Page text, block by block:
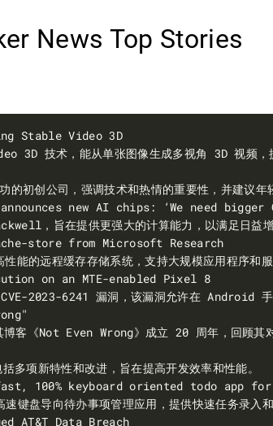
News Top Stories
1. Stability.ai – Introducing Stable Video 3D